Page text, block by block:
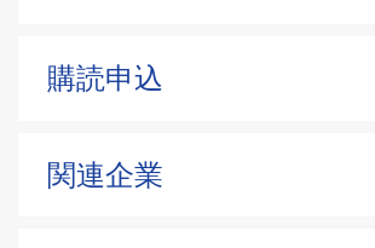
購読申込
関連企業